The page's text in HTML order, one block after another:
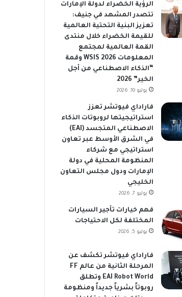
الرؤية الخضراء لدولة الإمارات
تتصدر المشهد في جنيف:
تعزيز البنية التحتية العالمية
للقيمة الخضراء خلال منتدى
القمة العالمية لمجتمع
المعلومات WSIS 2026 وقمة
“الذكاء الاصطناعي من أجل
الخير” 2026
يوليو 10, 2026
فاراداي فيوتشر تعزز
استراتيجيتها لروبوتات الذكاء
الاصطناعي المتجسد (EAI)
في الشرق الأوسط عبر تعاون
استراتيجي مع شركاء
المنظومة المحلية في دولة
الإمارات ودول مجلس التعاون
الخليجي
يوليو 7, 2026
فهم خيارات تأجير السيارات
المختلفة لكل الاحتياجات
يوليو 5, 2026
فاراداي فيوتشر تكشف عن
المرحلة الثانية من عالم FF
EAI Robot World وتطلق
روبوتاً بشرياً جديداً ومنظومة